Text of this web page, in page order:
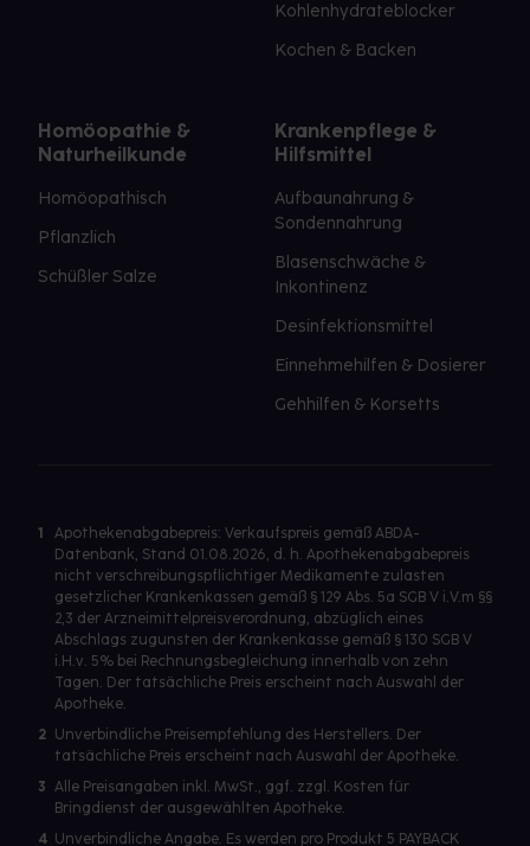
Kohlenhydrateblocker
Kochen & Backen
Homöopathie &
Naturheilkunde
Homöopathisch
Pflanzlich
Schüßler Salze
Krankenpflege &
Hilfsmittel
Aufbaunahrung &
Sondennahrung
Blasenschwäche &
Inkontinenz
Desinfektionsmittel
Einnehmehilfen & Dosierer
Gehhilfen & Korsetts
1
Apothekenabgabepreis: Verkaufspreis gemäß ABDA-
Datenbank, Stand 01.08.2026, d. h. Apothekenabgabepreis
nicht verschreibungspflichtiger Medikamente zulasten
gesetzlicher Krankenkassen gemäß § 129 Abs. 5a SGB V i.V.m §§
2,3 der Arzneimittelpreisverordnung, abzüglich eines
Abschlags zugunsten der Krankenkasse gemäß § 130 SGB V
i.H.v. 5% bei Rechnungsbegleichung innerhalb von zehn
Tagen. Der tatsächliche Preis erscheint nach Auswahl der
Apotheke.
2 Unverbindliche Preisempfehlung des Herstellers. Der
tatsächliche Preis erscheint nach Auswahl der Apotheke.
3 Alle Preisangaben inkl. MwSt., ggf. zzgl. Kosten für
Bringdienst der ausgewählten Apotheke.
4 Unverbindliche Angabe. Es werden pro Produkt 5 PAYBACK